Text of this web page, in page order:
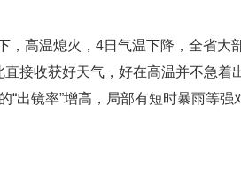
高温熄火，4日气温下降，全省大
直接收获好天气，好在高温并不急
出镜率”增高，局部有短时暴雨等